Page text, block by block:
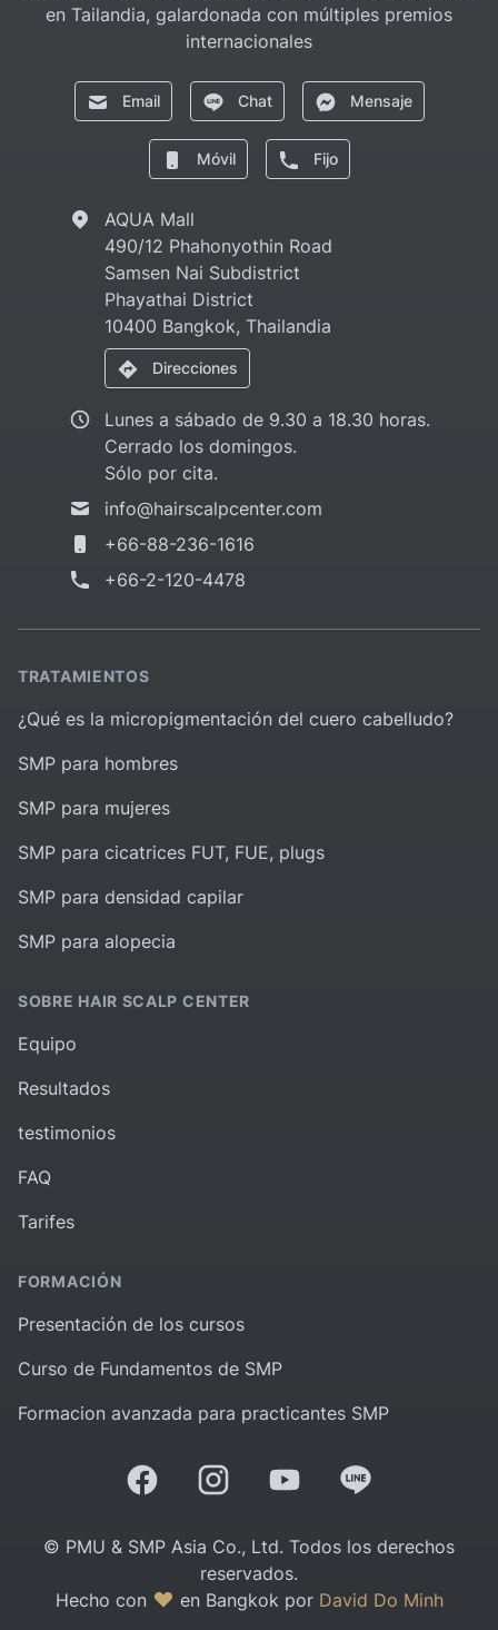
en Tailandia, galardonada con múltiples premios
internacionales
Email Chat Mensaje
Móvil Fijo
AQUA Mall
490/12 Phahonyothin Road
Samsen Nai Subdistrict
Phayathai District
10400 Bangkok, Thailandia
Direcciones
Lunes a sábado de 9.30 a 18.30 horas.
Cerrado los domingos.
Sólo por cita.
info@hairscalpcenter.com
+66-88-236-1616
+66-2-120-4478
TRATAMIENTOS
¿Qué es la micropigmentación del cuero cabelludo?
SMP para hombres
SMP para mujeres
SMP para cicatrices FUT, FUE, plugs
SMP para densidad capilar
SMP para alopecia
SOBRE HAIR SCALP CENTER
Equipo
Resultados
testimonios
FAQ
Tarifes
FORMACIÓN
Presentación de los cursos
Curso de Fundamentos de SMP
Formacion avanzada para practicantes SMP
© PMU & SMP Asia Co., Ltd. Todos los derechos
reservados.
Hecho con
en Bangkok por David Do Minh